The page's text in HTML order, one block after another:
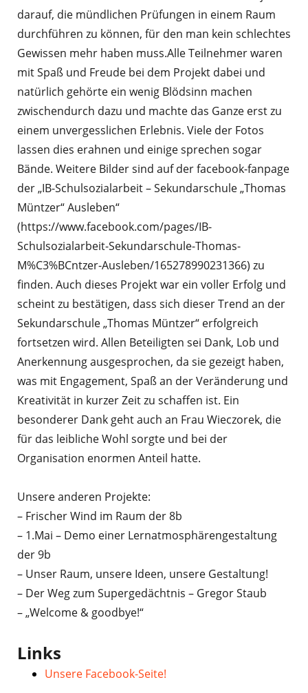
darauf, die mündlichen Prüfungen in einem Raum
durchführen zu können, für den man kein schlechtes
Gewissen mehr haben muss.Alle Teilnehmer waren
mit Spaß und Freude bei dem Projekt dabei und
natürlich gehörte ein wenig Blödsinn machen
zwischendurch dazu und machte das Ganze erst zu
einem unvergesslichen Erlebnis. Viele der Fotos
lassen dies erahnen und einige sprechen sogar
Bände. Weitere Bilder sind auf der facebook-fanpage
der „IB-Schulsozialarbeit – Sekundarschule „Thomas
Müntzer“ Ausleben“
(https://www.facebook.com/pages/IB-
Schulsozialarbeit-Sekundarschule-Thomas-
M%C3%BCntzer-Ausleben/165278990231366) zu
finden. Auch dieses Projekt war ein voller Erfolg und
scheint zu bestätigen, dass sich dieser Trend an der
Sekundarschule „Thomas Müntzer“ erfolgreich
fortsetzen wird. Allen Beteiligten sei Dank, Lob und
Anerkennung ausgesprochen, da sie gezeigt haben,
was mit Engagement, Spaß an der Veränderung und
Kreativität in kurzer Zeit zu schaffen ist. Ein
besonderer Dank geht auch an Frau Wieczorek, die
für das leibliche Wohl sorgte und bei der
Organisation enormen Anteil hatte.
Unsere anderen Projekte:
– Frischer Wind im Raum der 8b
– 1.Mai – Demo einer Lernatmosphärengestaltung
der 9b
– Unser Raum, unsere Ideen, unsere Gestaltung!
– Der Weg zum Supergedächtnis – Gregor Staub
– „Welcome & goodbye!“
Links
Unsere Facebook-Seite!